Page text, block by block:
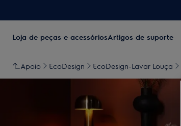
Loja de peças e acessóriosArtigos de suporte
Apoio EcoDesign EcoDesign-Lavar Louça